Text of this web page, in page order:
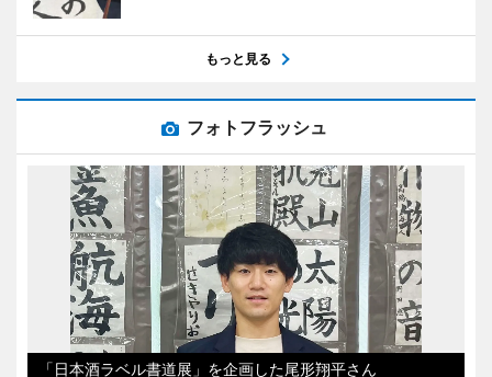
もっと見る
フォトフラッシュ
「日本酒ラベル書道展」を企画した尾形翔平さん